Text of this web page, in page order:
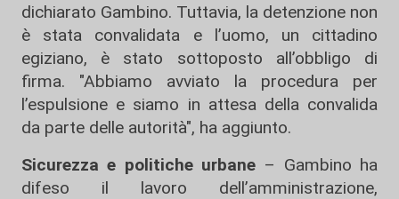
dichiarato Gambino. Tuttavia, la detenzione non
è stata convalidata e l’uomo, un cittadino
egiziano, è stato sottoposto all’obbligo di
firma. "Abbiamo avviato la procedura per
l’espulsione e siamo in attesa della convalida
da parte delle autorità", ha aggiunto.
Sicurezza e politiche urbane – Gambino ha
difeso il lavoro dell’amministrazione,